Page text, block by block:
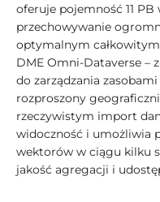
oferuje pojemność 11
przechowywanie
optymalnym całkowitym
DME Omni-Dataverse –
do zarządzania
rozproszony
rzeczywistym import
widoczność i umożliwia
wektorów w ciągu kilku
jakość agregacji i